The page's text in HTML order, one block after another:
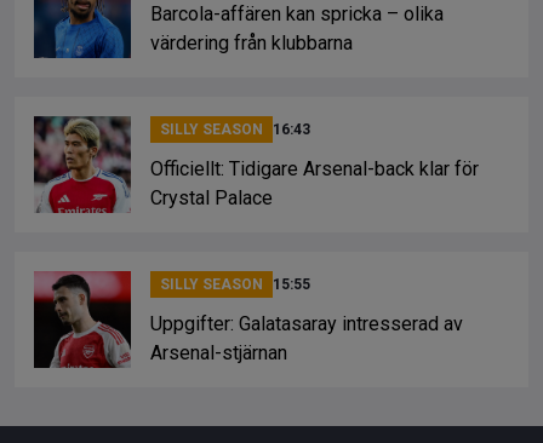
Barcola-affären kan spricka – olika
värdering från klubbarna
SILLY SEASON 16:43
Officiellt: Tidigare Arsenal-back klar för
Crystal Palace
SILLY SEASON 15:55
Uppgifter: Galatasaray intresserad av
Arsenal-stjärnan